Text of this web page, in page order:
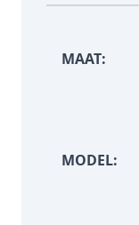
MAAT:
MODEL: